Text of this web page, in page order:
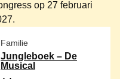
Familie
Jungleboek – De
Musical